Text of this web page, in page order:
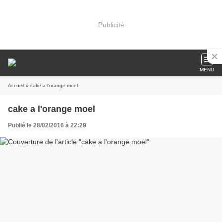
Publicité
MENU
Accueil » cake a l'orange moel
cake a l'orange moel
Publié le 28/02/2016 à 22:29